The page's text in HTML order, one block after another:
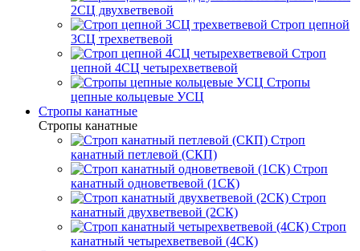
2СЦ двухветвевой
Строп цепной
3СЦ трехветвевой
Строп
цепной 4СЦ четырехветвевой
Стропы
цепные кольцевые УСЦ
Стропы канатные
Стропы канатные
Строп
канатный петлевой (СКП)
Строп
канатный одноветвевой (1СК)
Строп
канатный двухветвевой (2СК)
Строп
канатный четырехветвевой (4СК)